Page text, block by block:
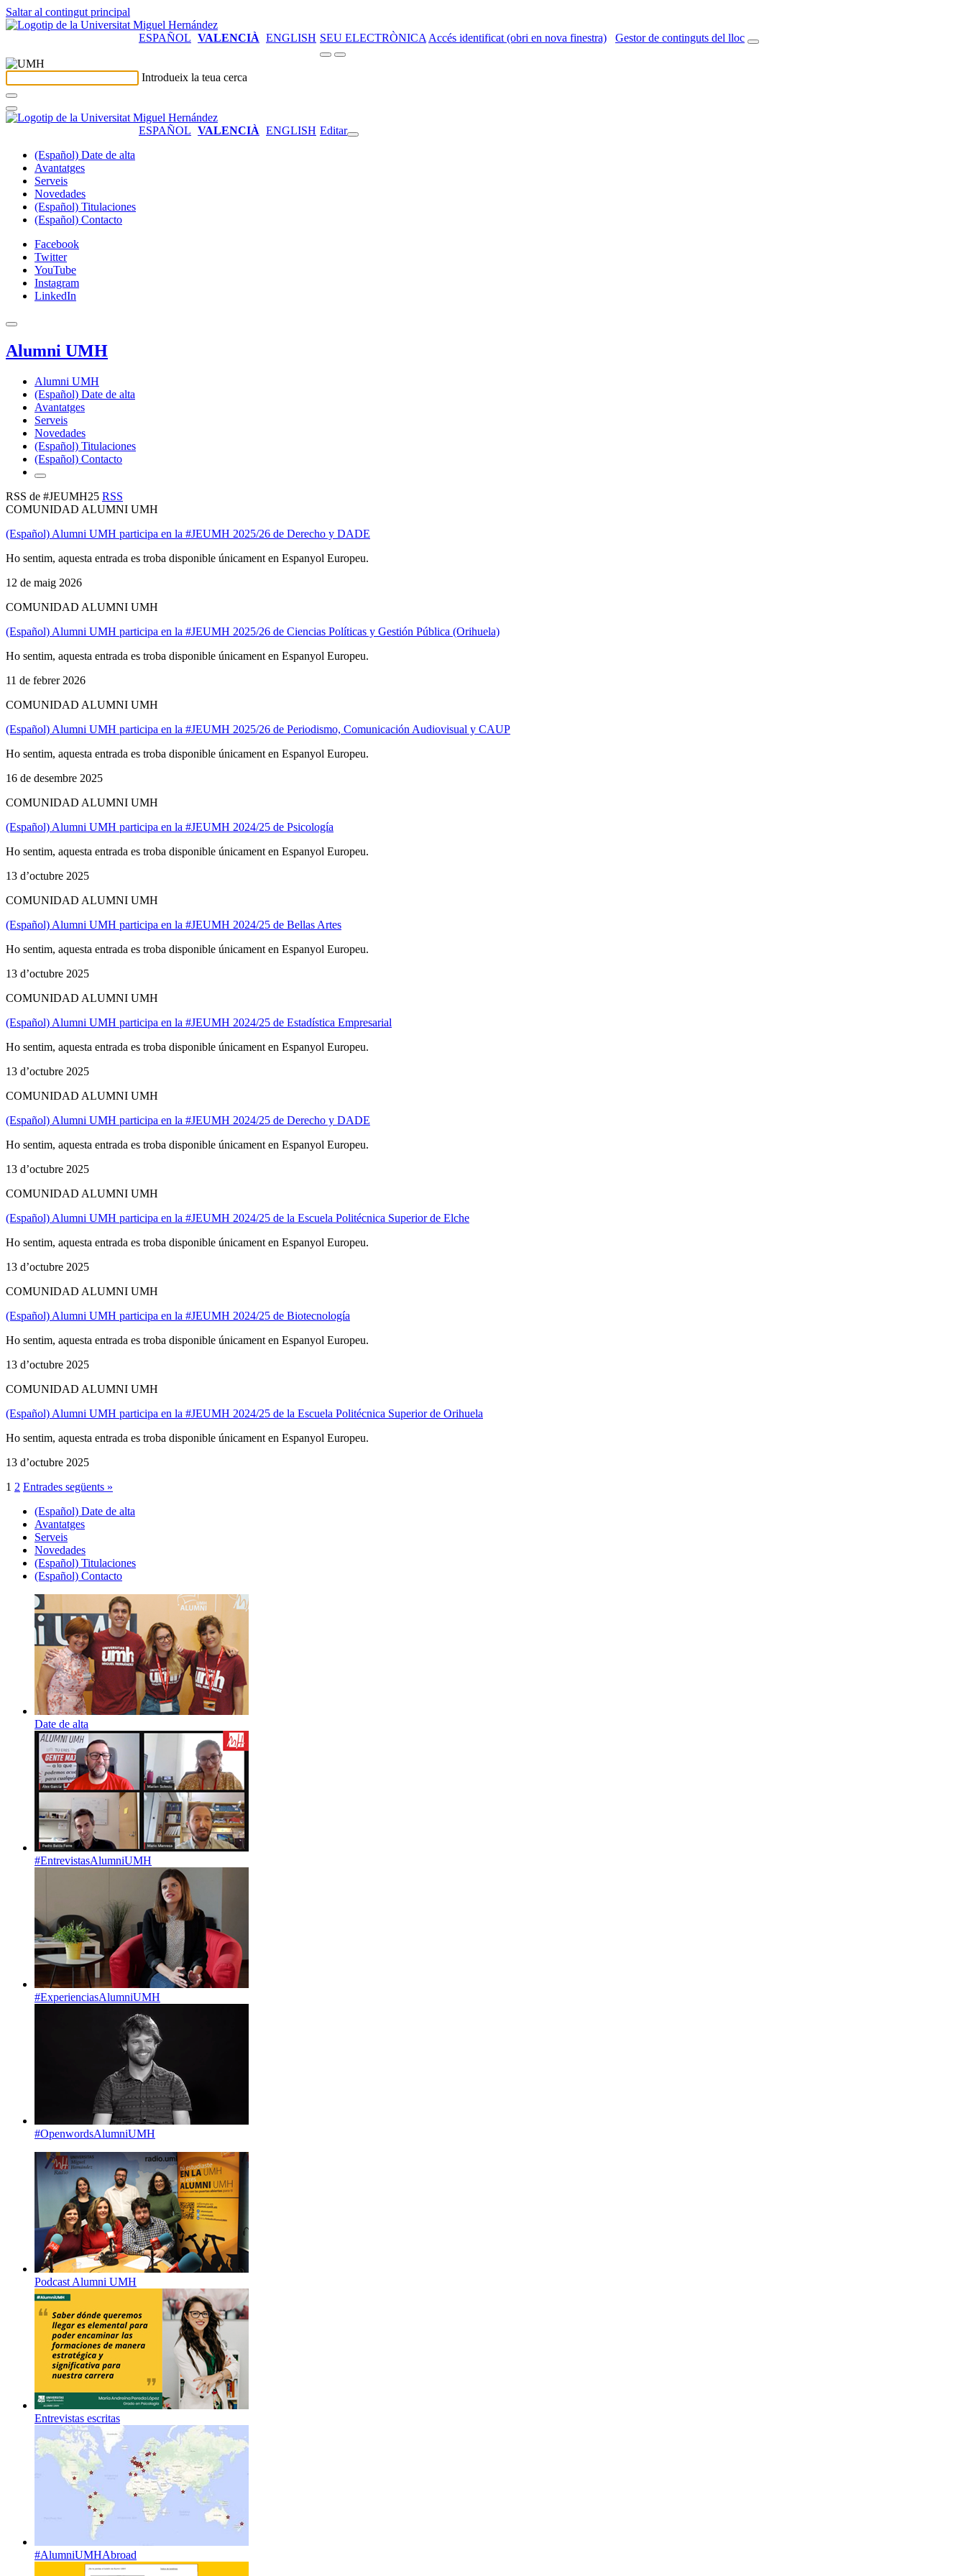
Saltar al contingut principal
ESPAÑOL VALENCIÀ ENGLISH SEU ELECTRÒNICA Accés identificat (obri en nova finestra) Gestor de continguts del lloc
Introdueix la teua cerca
ESPAÑOL VALENCIÀ ENGLISH Editar
(Español) Date de alta
Avantatges
Serveis
Novedades
(Español) Titulaciones
(Español) Contacto
Facebook
Twitter
YouTube
Instagram
LinkedIn
Alumni UMH
Alumni UMH
(Español) Date de alta
Avantatges
Serveis
Novedades
(Español) Titulaciones
(Español) Contacto
RSS de #JEUMH25 RSS
COMUNIDAD ALUMNI UMH
(Español) Alumni UMH participa en la #JEUMH 2025/26 de Derecho y DADE
Ho sentim, aquesta entrada es troba disponible únicament en Espanyol Europeu.
12 de maig 2026
COMUNIDAD ALUMNI UMH
(Español) Alumni UMH participa en la #JEUMH 2025/26 de Ciencias Políticas y Gestión Pública (Orihuela)
Ho sentim, aquesta entrada es troba disponible únicament en Espanyol Europeu.
11 de febrer 2026
COMUNIDAD ALUMNI UMH
(Español) Alumni UMH participa en la #JEUMH 2025/26 de Periodismo, Comunicación Audiovisual y CAUP
Ho sentim, aquesta entrada es troba disponible únicament en Espanyol Europeu.
16 de desembre 2025
COMUNIDAD ALUMNI UMH
(Español) Alumni UMH participa en la #JEUMH 2024/25 de Psicología
Ho sentim, aquesta entrada es troba disponible únicament en Espanyol Europeu.
13 d’octubre 2025
COMUNIDAD ALUMNI UMH
(Español) Alumni UMH participa en la #JEUMH 2024/25 de Bellas Artes
Ho sentim, aquesta entrada es troba disponible únicament en Espanyol Europeu.
13 d’octubre 2025
COMUNIDAD ALUMNI UMH
(Español) Alumni UMH participa en la #JEUMH 2024/25 de Estadística Empresarial
Ho sentim, aquesta entrada es troba disponible únicament en Espanyol Europeu.
13 d’octubre 2025
COMUNIDAD ALUMNI UMH
(Español) Alumni UMH participa en la #JEUMH 2024/25 de Derecho y DADE
Ho sentim, aquesta entrada es troba disponible únicament en Espanyol Europeu.
13 d’octubre 2025
COMUNIDAD ALUMNI UMH
(Español) Alumni UMH participa en la #JEUMH 2024/25 de la Escuela Politécnica Superior de Elche
Ho sentim, aquesta entrada es troba disponible únicament en Espanyol Europeu.
13 d’octubre 2025
COMUNIDAD ALUMNI UMH
(Español) Alumni UMH participa en la #JEUMH 2024/25 de Biotecnología
Ho sentim, aquesta entrada es troba disponible únicament en Espanyol Europeu.
13 d’octubre 2025
COMUNIDAD ALUMNI UMH
(Español) Alumni UMH participa en la #JEUMH 2024/25 de la Escuela Politécnica Superior de Orihuela
Ho sentim, aquesta entrada es troba disponible únicament en Espanyol Europeu.
13 d’octubre 2025
1 2 Entrades següents »
(Español) Date de alta
Avantatges
Serveis
Novedades
(Español) Titulaciones
(Español) Contacto
Date de alta
#EntrevistasAlumniUMH
#ExperienciasAlumniUMH
#OpenwordsAlumniUMH
Podcast Alumni UMH
Entrevistas escritas
#AlumniUMHAbroad